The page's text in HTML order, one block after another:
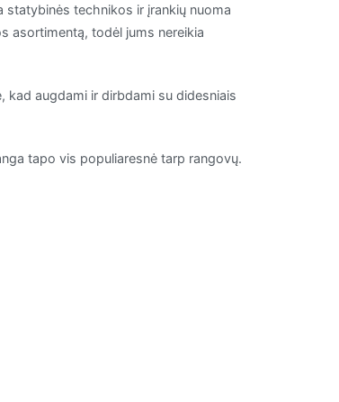
technikos ir įrankių nuoma
asortimentą, todėl jums nereikia
kad augdami ir dirbdami su didesniais
tapo vis populiaresnė tarp rangovų.